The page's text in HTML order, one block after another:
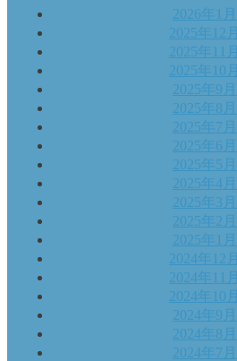
2026年1月
2025年12月
2025年11月
2025年10月
2025年9月
2025年8月
2025年7月
2025年6月
2025年5月
2025年4月
2025年3月
2025年2月
2025年1月
2024年12月
2024年11月
2024年10月
2024年9月
2024年8月
2024年7月